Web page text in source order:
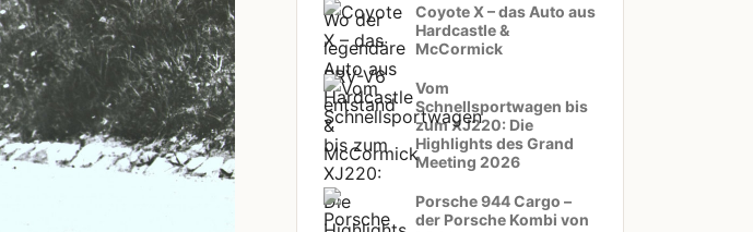
Coyote X – das Auto aus
Hardcastle &
McCormick
Vom
Schnellsportwagen bis
zum XJ220: Die
Highlights des Grand
Meeting 2026
Porsche 944 Cargo –
der Porsche Kombi von